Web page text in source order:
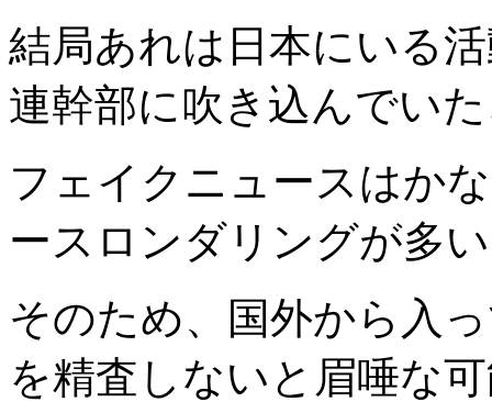
結局あれは日本にいる
連幹部に吹き込んでい
フェイクニュースはか
ースロンダリングが多
そのため、国外から入
を精査しないと眉唾な